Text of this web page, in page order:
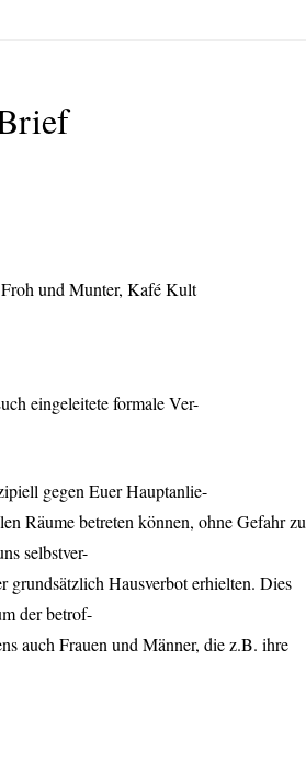
und Munter, Kafé Kult
eingeleitete formale Ver-
gegen Euer Hauptanlie-
Räume betreten können, ohne Gefahr zu
selbstver-
grundsätzlich Hausverbot erhielten. Dies
der betrof-
auch Frauen und Männer, die z.B. ihre